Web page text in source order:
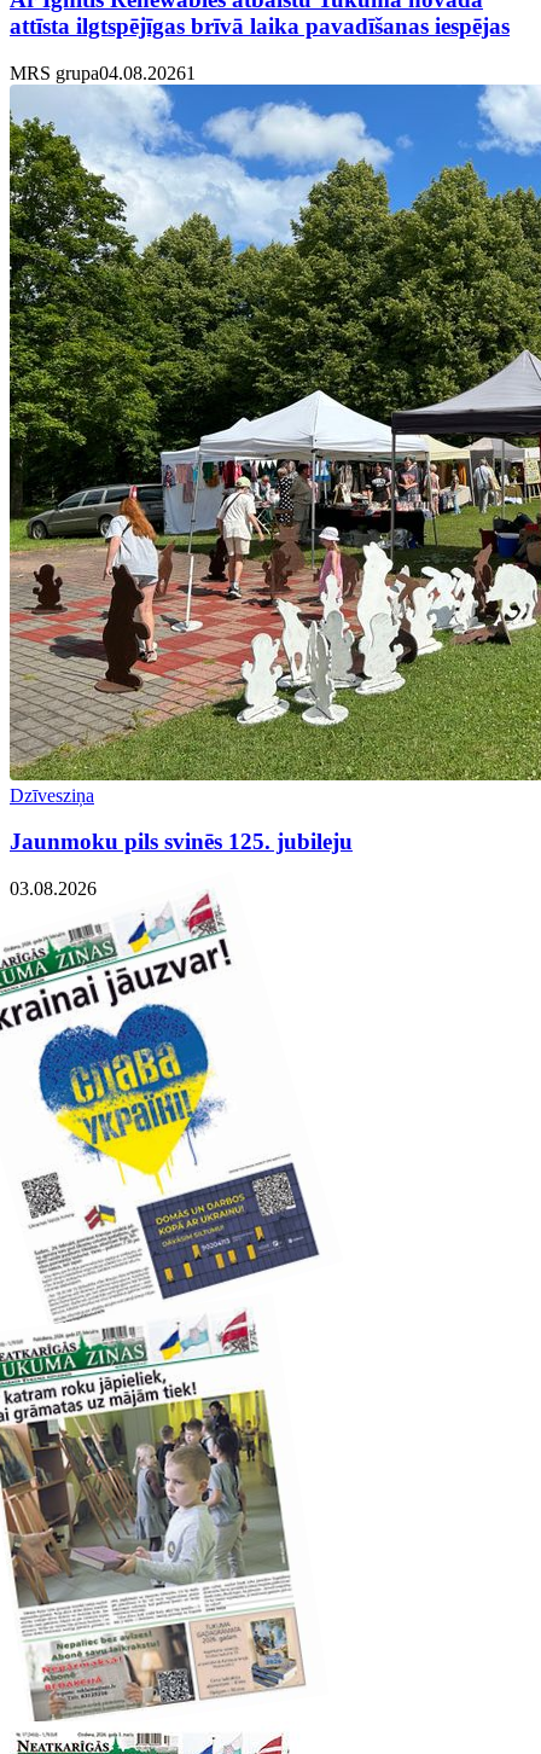
attīsta ilgtspējīgas brīvā laika pavadīšanas iespējas
MRS grupa04.08.20261
Dzīvesziņa
Jaunmoku pils svinēs 125. jubileju
03.08.2026